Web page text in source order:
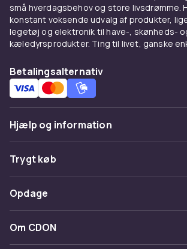
basisplagg. T-shirtsi bomuld er
Trøjer og cardigans tilføjer varme.
fra jeans til chinos giver alternativer
lejlighed. Supplér medslap-af-tøj
Klædt op og formelt
Til formelle lejligheder tilbyder vi
jakkesætogskjorter
Overtøj der beskytter
nordisk vejr
der klarer alt fra efterårsregn til
små hverdagsbehov og store livsdrømme.
konstant voksende udvalg af produkter,
legetøj og elektronik til have-, skønheds-
kæledyrsprodukter. Ting til livet, ganske
Betalingsalternativ
Hjælp og information
Ofte stillede spørgsmål
Spor pakke
Fortryd & returner her
Kontakt os
Trygt køb
Betaling
Levering
Opdage
Kategorier
Om CDON